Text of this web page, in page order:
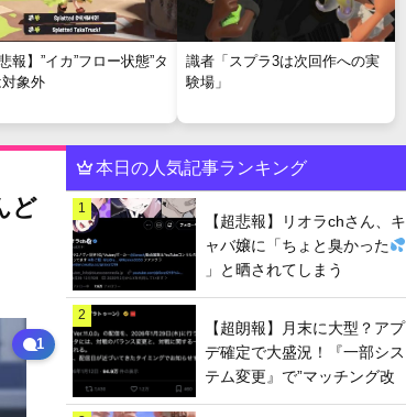
悲報】”イカ”フロー状態”タ
対象外
識者「スプラ3は次回作への実
験場」
ど
1
本日の人気記事ランキング
1
【超悲報】リオラchさん、キ
ャバ嬢に「ちょと臭かった
」と晒されてしまう
2
【超朗報】月末に大型？アプ
デ確定で大盛況！『一部シス
テム変更』で”マッチング改
善”への期待が高まる